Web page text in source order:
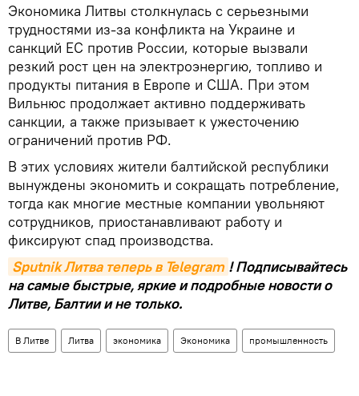
Экономика Литвы столкнулась с серьезными
трудностями из-за конфликта на Украине и
санкций ЕС против России, которые вызвали
резкий рост цен на электроэнергию, топливо и
продукты питания в Европе и США. При этом
Вильнюс продолжает активно поддерживать
санкции, а также призывает к ужесточению
ограничений против РФ.
В этих условиях жители балтийской республики
вынуждены экономить и сокращать потребление,
тогда как многие местные компании увольняют
сотрудников, приостанавливают работу и
фиксируют спад производства.
Sputnik Литва теперь в Telegram ! Подписывайтесь
на самые быстрые, яркие и подробные новости о
Литве, Балтии и не только.
В Литве Литва экономика Экономика промышленность